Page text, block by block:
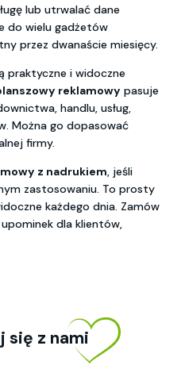
lub utrwalać dane
do wielu gadżetów
przez dwanaście miesięcy.
praktyczne i widoczne
reklamowy pasuje
handlu, usług,
Można go dopasować
firmy.
z nadrukiem, jeśli
zastosowaniu. To prosty
każdego dnia. Zamów
dla klientów,
się z nami